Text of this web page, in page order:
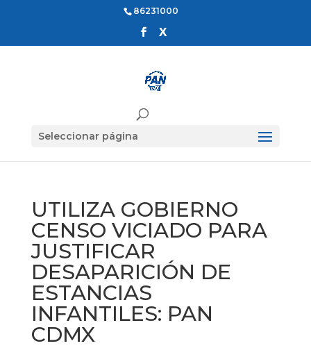
86231000
Seleccionar página
UTILIZA GOBIERNO
CENSO VICIADO PARA
JUSTIFICAR
DESAPARICIÓN DE
ESTANCIAS
INFANTILES: PAN
CDMX